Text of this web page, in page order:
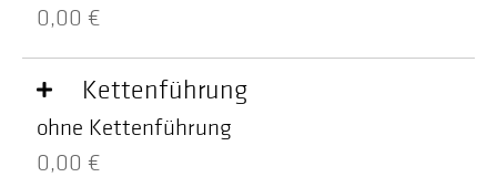
0,00 €
Kettenführung
ohne Kettenführung
0,00 €